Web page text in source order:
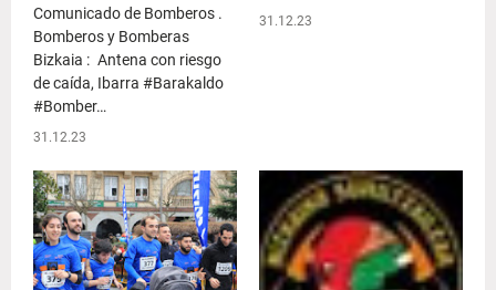
Comunicado de Bomberos .
Bomberos y Bomberas
Bizkaia : Antena con riesgo
de caída, Ibarra #Barakaldo
#Bomber…
31.12.23
31.12.23